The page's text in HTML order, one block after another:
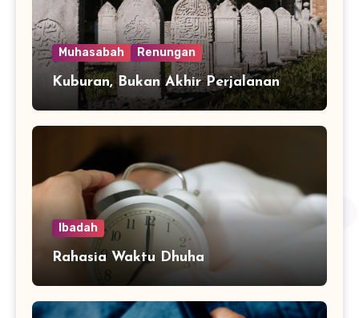
Muhasabah Renungan
Kuburan, Bukan Akhir Perjalanan
Ibadah
Rahasia Waktu Dhuha